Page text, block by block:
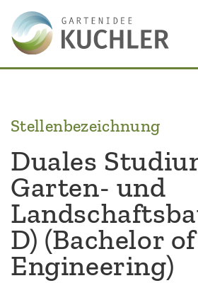
Stellenbezeichnung
Duales
Garten- und
D) (Bachelor of
Engineering)